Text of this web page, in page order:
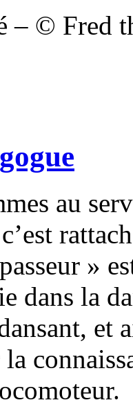
– © Fred
au
»
dans la
et
la